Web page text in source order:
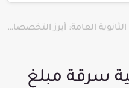
إلى الناجحين في الثانوية العامة: أبرز التخصصات المطلوبة للمستقبل (2030-2050)
سرقة مبلغ